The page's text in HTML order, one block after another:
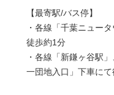
【最寄駅/バス停】
・各線「千葉ニュー
徒歩約1分
・各線「新鎌ヶ谷駅
一団地入口」下車に